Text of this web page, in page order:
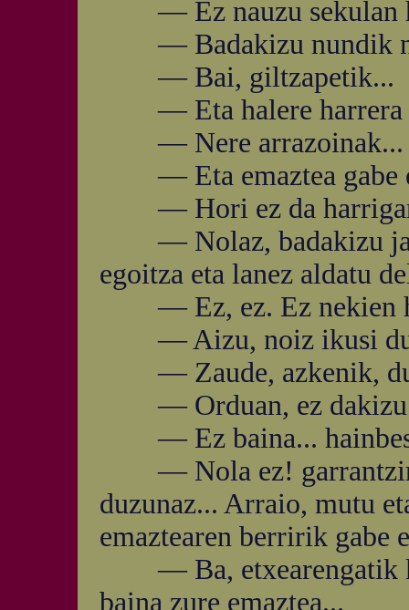
— Ez nauzu sekulan
— Badakizu nundik
— Bai, giltzapetik...
— Eta halere harrera
— Nere arrazoinak...
— Eta emaztea gabe
— Hori ez da
— Nolaz, badakizu
egoitza eta lanez aldatu
— Ez, ez. Ez nekien
— Aizu, noiz ikusi
— Zaude, azkenik,
— Orduan, ez dakizu
— Ez baina...
— Nola ez!
duzunaz... Arraio, mutu
emaztearen berririk gabe
— Ba, etxearengatik
baina zure emaztea...